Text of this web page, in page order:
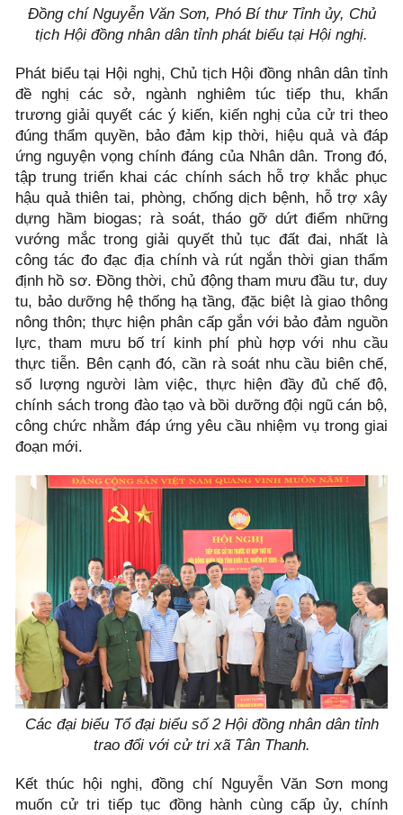
Đồng chí Nguyễn Văn Sơn, Phó Bí thư Tỉnh ủy, Chủ
tịch Hội đồng nhân dân tỉnh phát biểu tại Hội nghị.
Phát biểu tại Hội nghị, Chủ tịch Hội đồng nhân dân tỉnh
đề nghị các sở, ngành nghiêm túc tiếp thu, khẩn
trương giải quyết các ý kiến, kiến nghị của cử tri theo
đúng thẩm quyền, bảo đảm kịp thời, hiệu quả và đáp
ứng nguyện vọng chính đáng của Nhân dân. Trong đó,
tập trung triển khai các chính sách hỗ trợ khắc phục
hậu quả thiên tai, phòng, chống dịch bệnh, hỗ trợ xây
dựng hầm biogas; rà soát, tháo gỡ dứt điểm những
vướng mắc trong giải quyết thủ tục đất đai, nhất là
công tác đo đạc địa chính và rút ngắn thời gian thẩm
định hồ sơ. Đồng thời, chủ động tham mưu đầu tư, duy
tu, bảo dưỡng hệ thống hạ tầng, đặc biệt là giao thông
nông thôn; thực hiện phân cấp gắn với bảo đảm nguồn
lực, tham mưu bố trí kinh phí phù hợp với nhu cầu
thực tiễn. Bên cạnh đó, cần rà soát nhu cầu biên chế,
số lượng người làm việc, thực hiện đầy đủ chế độ,
chính sách trong đào tạo và bồi dưỡng đội ngũ cán bộ,
công chức nhằm đáp ứng yêu cầu nhiệm vụ trong giai
đoạn mới.
Các đại biểu Tổ đại biểu số 2 Hội đồng nhân dân tỉnh
trao đổi với cử tri xã Tân Thanh.
Kết thúc hội nghị, đồng chí Nguyễn Văn Sơn mong
muốn cử tri tiếp tục đồng hành cùng cấp ủy, chính